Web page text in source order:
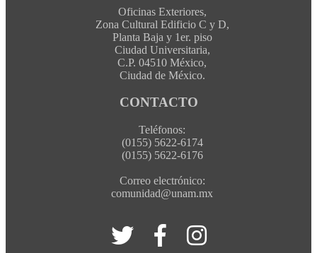
Oficinas Exteriores,
Zona Cultural Edificio C y D,
Planta Baja y 1er. piso
Ciudad Universitaria,
C.P. 04510 México,
Ciudad de México.
CONTACTO
Teléfonos:
(0155) 5622-6174
(0155) 5622-6176
Correo electrónico:
comunidad@unam.mx